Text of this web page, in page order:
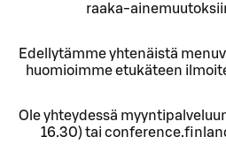
raaka-
Edellytämme yhtenäistä
huomioimme etukäteen
Ole yhteydessä
16.30) tai